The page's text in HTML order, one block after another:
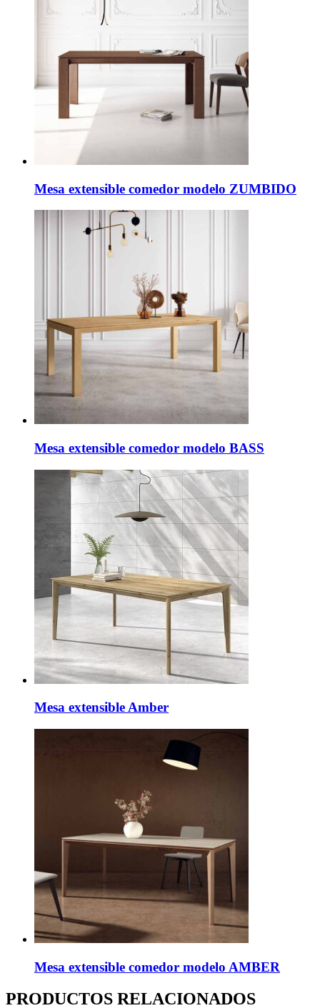
Mesa extensible comedor modelo ZUMBIDO
Mesa extensible comedor modelo BASS
Mesa extensible Amber
Mesa extensible comedor modelo AMBER
PRODUCTOS RELACIONADOS